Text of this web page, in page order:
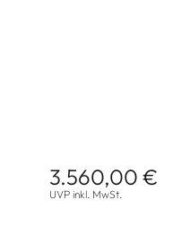
3.560,00 €
UVP inkl. MwSt.